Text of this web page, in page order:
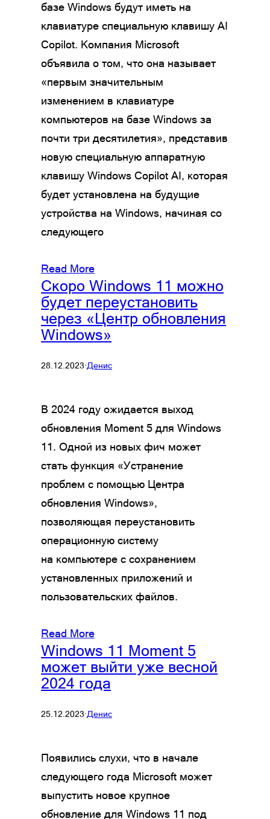
базе Windows будут иметь на
клавиатуре специальную клавишу AI
Copilot. Компания Microsoft
объявила о том, что она называет
«первым значительным
изменением в клавиатуре
компьютеров на базе Windows за
почти три десятилетия», представив
новую специальную аппаратную
клавишу Windows Copilot AI, которая
будет установлена на будущие
устройства на Windows, начиная со
следующего
Read More
Скоро Windows 11 можно
будет переустановить
через «Центр обновления
Windows»
28.12.2023·Денис
В 2024 году ожидается выход
обновления Moment 5 для Windows
11. Одной из новых фич может
стать функция «Устранение
проблем с помощью Центра
обновления Windows»,
позволяющая переустановить
операционную систему
на компьютере с сохранением
установленных приложений и
пользовательских файлов.
Read More
Windows 11 Moment 5
может выйти уже весной
2024 года
25.12.2023·Денис
Появились слухи, что в начале
следующего года Microsoft может
выпустить новое крупное
обновление для Windows 11 под